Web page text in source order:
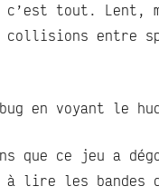
tout. Lent,
collisions entre
en voyant le
que ce jeu a
à lire les bandes